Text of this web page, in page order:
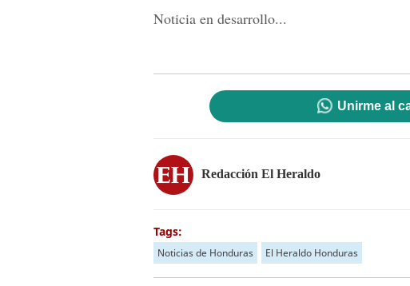
Noticia en desarrollo...
Unirme al
Redacción El Heraldo
Tags:
Noticias de Honduras El Heraldo Honduras